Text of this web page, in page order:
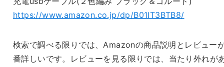
https://www.amazon.co.jp/dp/B01IT3BTB8/
検索で調べる限りでは、Amazonの商品説明とレビュー
番詳しいです。レビューを見る限りでは、当たり外れが